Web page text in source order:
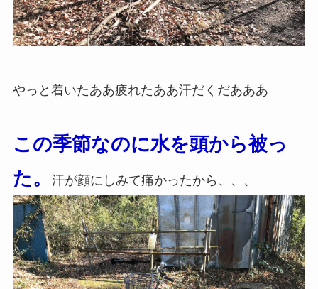
やっと着いたああ疲れたああ汗だくだあああ
この季節なのに水を頭から被っ
た。
汗が顔にしみて痛かったから、、、